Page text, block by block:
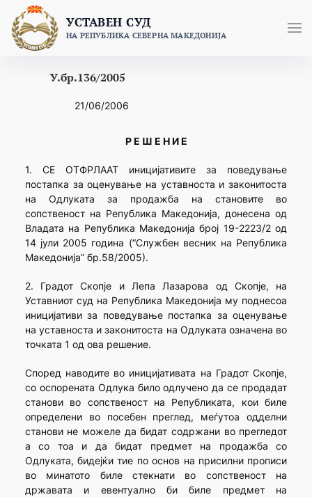
content
УСТАВЕН СУД
НА РЕПУБЛИКА СЕВЕРНА МАКЕДОНИЈА
У.бр.136/2005
21/06/2006
Р Е Ш Е Н И Е
1. СЕ ОТФРЛААТ иницијативите за поведување
постапка за оценување на уставноста и законитоста
на Одлуката за продажба на становите во
сопственост на Република Македонија, донесена од
Владата на Република Македонија број 19-2223/2 од
14 јули 2005 година (“Службен весник на Република
Македонија” бр.58/2005).
2. Градот Скопје и Лепа Лазарова од Скопје, на
Уставниот суд на Република Македонија му поднесоа
иницијативи за поведување постапка за оценување
на уставноста и законитоста на Одлуката означена во
точката 1 од ова решение.
Според наводите во иницијативата на Градот Скопје,
со оспорената Одлука било одлучено да се продадат
станови во сопственост на Републиката, кои биле
определени во посебен преглед, меѓутоа одделни
станови не можеле да бидат содржани во прегледот
а со тоа и да бидат предмет на продажба со
Одлуката, бидејќи тие по основ на присилни прописи
во минатото биле стекнати во сопственост на
државата и евентуално би биле предмет на